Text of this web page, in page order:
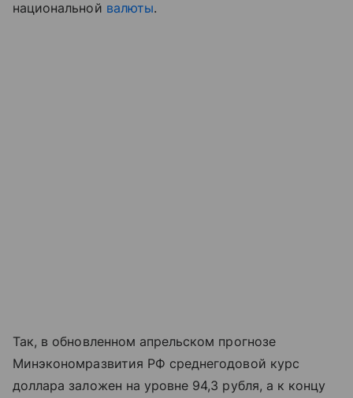
национальной валюты.
Так, в обновленном апрельском прогнозе
Минэкономразвития РФ среднегодовой курс
доллара заложен на уровне 94,3 рубля, а к концу